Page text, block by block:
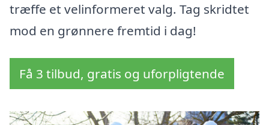
træffe et velinformeret valg. Tag skridtet
mod en grønnere fremtid i dag!
Få 3 tilbud, gratis og uforpligtende